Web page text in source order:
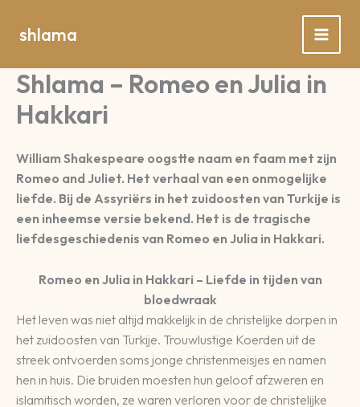
naar
inhoud
shlama
Shlama – Romeo en Julia in
Hakkari
William Shakespeare oogstte naam en faam met zijn
Romeo and Juliet. Het verhaal van een onmogelijke
liefde. Bij de Assyriërs in het zuidoosten van Turkije is
een inheemse versie bekend. Het is de tragische
liefdesgeschiedenis van Romeo en Julia in Hakkari.
Romeo en Julia in Hakkari – Liefde in tijden van
bloedwraak
Het leven was niet altijd makkelijk in de christelijke dorpen in
het zuidoosten van Turkije. Trouwlustige Koerden uit de
streek ontvoerden soms jonge christenmeisjes en namen
hen in huis. Die bruiden moesten hun geloof afzweren en
islamitisch worden, ze waren verloren voor de christelijke